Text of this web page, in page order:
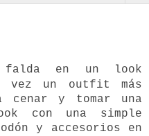
falda en un look
vez un outfit más
y tomar una
con una simple
y accesorios en